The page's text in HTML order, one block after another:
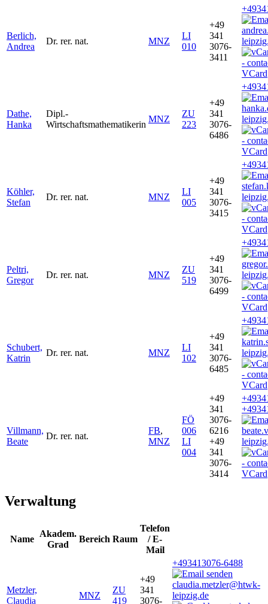
Berlich,
Andrea
Dr. rer. nat. MNZ
LI
010
+49
341
3076-
3411
VCard
Dathe,
Hanka
Dipl.-
Wirtschaftsmathematikerin
MNZ
ZU
223
+49
341
3076-
6486
VCard
Köhler,
Stefan
Dr. rer. nat. MNZ
LI
005
+49
341
3076-
3415
VCard
Peltri,
Gregor
Dr. rer. nat. MNZ
ZU
519
+49
341
3076-
6499
VCard
Schubert,
Katrin
Dr. rer. nat. MNZ
LI
102
+49
341
3076-
6485
VCard
Villmann,
Beate
Dr. rer. nat.
FB,
MNZ
FÖ
006
LI
004
+49
341
3076-
6216
+49
341
3076-
3414
VCard
Verwaltung
Name
Akadem.
Grad
Bereich Raum
Telefon
/ E-
Mail
Metzler,
Claudia
MNZ
ZU
419
+49
341
3076-
+493413076-6488
claudia.metzler@htwk-
leipzig.de